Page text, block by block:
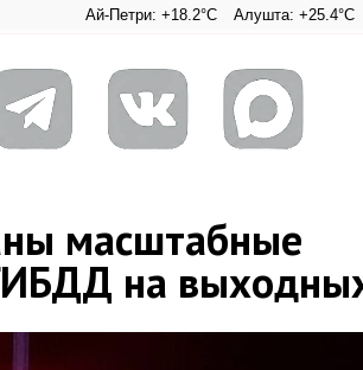
Ай-Петри: +18.2°C Алушта: +25.4°C
масштабные
на